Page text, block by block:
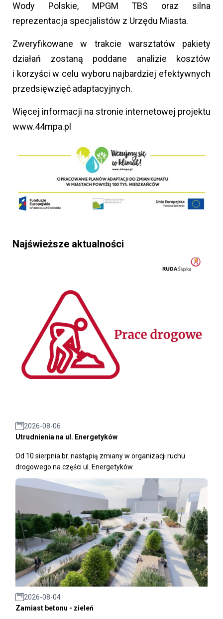
Wody Polskie, MPGM TBS oraz silna
reprezentacja specjalistów z Urzędu Miasta.
Zweryfikowane w trakcie warsztatów pakiety
działań zostaną poddane analizie kosztów
i korzyści w celu wyboru najbardziej efektywnych
przedsięwzięć adaptacyjnych.
Więcej informacji na stronie internetowej projektu
www.44mpa.pl
Najświeższe aktualności
2026-08-06
Utrudnienia na ul. Energetyków
Od 10 sierpnia br. nastąpią zmiany w organizacji ruchu
drogowego na części ul. Energetyków.
2026-08-04
Zamiast betonu - zieleń